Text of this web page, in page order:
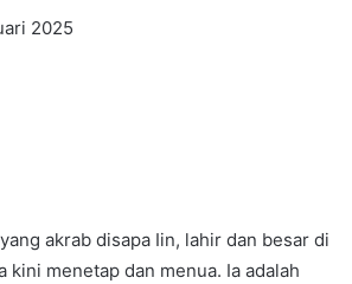
2025
akrab disapa Iin, lahir dan besar di
kini menetap dan menua. Ia adalah